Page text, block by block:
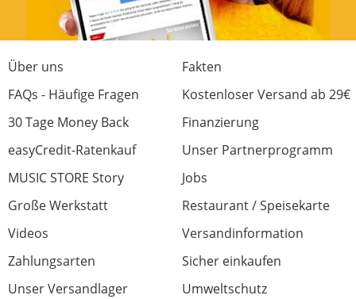
Slide Deluxe
Der beste Messingslide den ich bis jetzt auf
dem Finger hatte. Ist super gearbeitet, genau
die richtigen Maße und durch die konische
Form sitzt er bestens.
Verarbeitung
Features
Preis/Leistung
Über uns
Fakten
FAQs - Häufige Fragen
Kostenloser Versand ab 29€
30 Tage Money Back
Finanzierung
easyCredit-Ratenkauf
Unser Partnerprogramm
MUSIC STORE Story
Jobs
Große Werkstatt
Restaurant / Speisekarte
Videos
Versandinformation
Zahlungsarten
Sicher einkaufen
Unser Versandlager
Umweltschutz